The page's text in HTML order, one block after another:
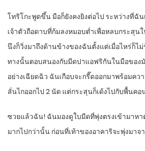
โทริโกะพูดขึ้น มือก็ยังคงยิงต่อไป ระหว่างที่ฉั
เจ้าตัวถือดาบที่ก้มลงหมอบต่ำเพื่อหลบกระสุน
นึงก็วิ่งมาถึงด้านข้างของฉันตั้งแต่เมื่อไหร่ก็ไ
ทางนั้นตอบสนองกับมีดปาแอฟริกันในมือของ
อย่างเฉียดฉิว ฉันเกือบจะกรี๊ดออกมาพร้อมคว
ลั่นไกออกไป 2 นัด แต่กระสุนก็เด้งไปกับพื้นคอ
ซวยแล้วฉัน! ฉันมองดูใบมีดที่พุ่งตรงเข้ามาหา
มากไปกว่านั้น ก่อนที่เท้าของอาคาริจะพุ่งมาจ